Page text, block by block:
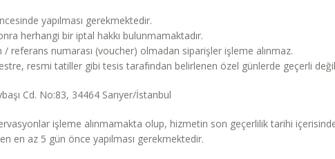
yapılması gerekmektedir.
herhangi bir iptal hakkı bulunmamaktadır.
referans numarası (voucher) olmadan siparişler işleme alınmaz.
resmi tatiller gibi tesis tarafından belirlenen özel günlerde geçerli
Cd. No:83, 34464 Sarıyer/İstanbul
işleme alınmamakta olup, hizmetin son geçerlilik tarihi
en az 5 gün önce yapılması gerekmektedir.